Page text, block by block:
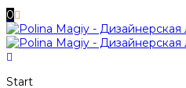
0
Start